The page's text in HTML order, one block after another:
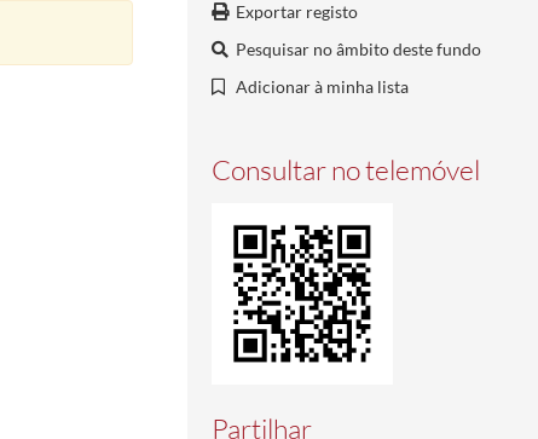
Exportar registo
Pesquisar no âmbito deste fundo
Adicionar à minha lista
Consultar no telemóvel
Partilhar